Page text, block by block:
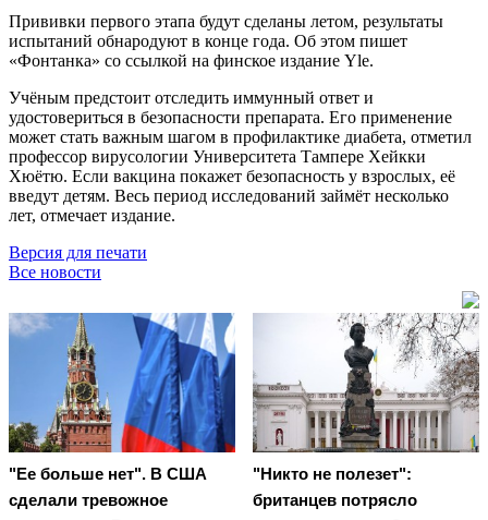
Прививки первого этапа будут сделаны летом, результаты
испытаний обнародуют в конце года. Об этом пишет
«Фонтанка» со ссылкой на финское издание Yle.
Учёным предстоит отследить иммунный ответ и
удостовериться в безопасности препарата. Его применение
может стать важным шагом в профилактике диабета, отметил
профессор вирусологии Университета Тампере Хейкки
Хюётю. Если вакцина покажет безопасность у взрослых, её
введут детям. Весь период исследований займёт несколько
лет, отмечает издание.
Версия для печати
Все новости
"Ее больше нет". В США
сделали тревожное
"Никто не полезет":
британцев потрясло